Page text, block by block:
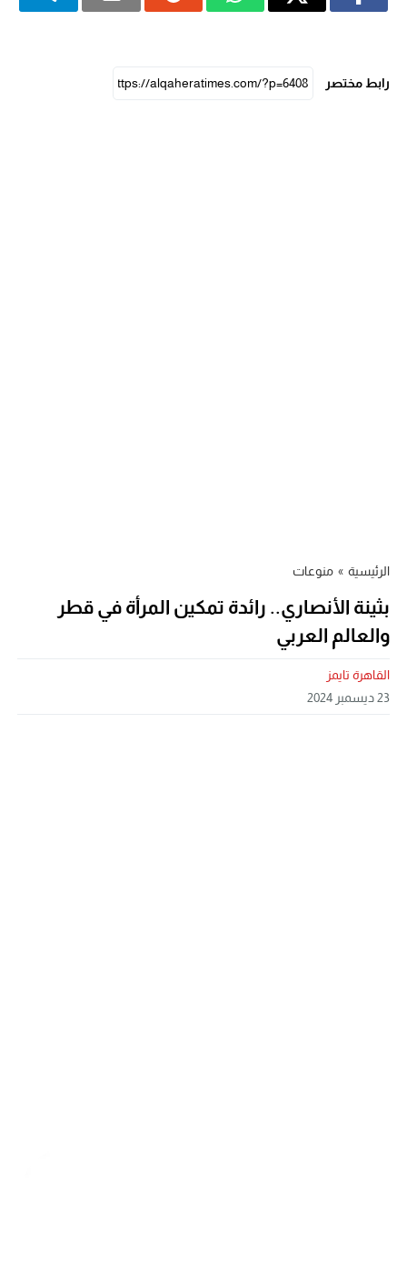
رابط مختصر
الرئيسية » منوعات
بثينة الأنصاري.. رائدة تمكين المرأة في قطر
والعالم العربي
القاهرة تايمز
23 ديسمبر 2024